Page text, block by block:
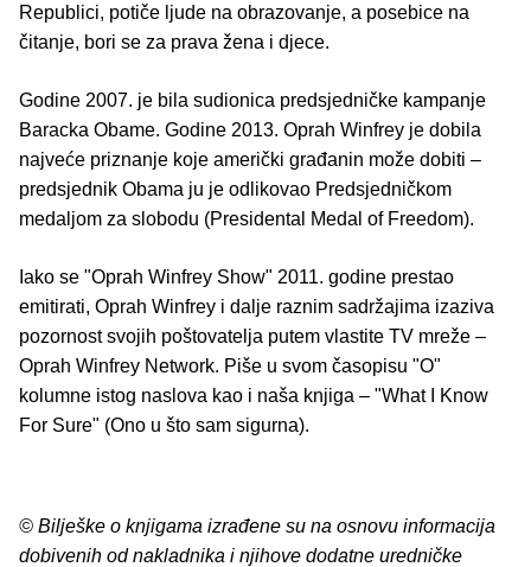
Republici, potiče ljude na obrazovanje, a posebice na
čitanje, bori se za prava žena i djece.
Godine 2007. je bila sudionica predsjedničke kampanje
Baracka Obame. Godine 2013. Oprah Winfrey je dobila
najveće priznanje koje američki građanin može dobiti –
predsjednik Obama ju je odlikovao Predsjedničkom
medaljom za slobodu (Presidental Medal of Freedom).
Iako se "Oprah Winfrey Show" 2011. godine prestao
emitirati, Oprah Winfrey i dalje raznim sadržajima izaziva
pozornost svojih poštovatelja putem vlastite TV mreže –
Oprah Winfrey Network. Piše u svom časopisu "O"
kolumne istog naslova kao i naša knjiga – "What I Know
For Sure" (Ono u što sam sigurna).
© Bilješke o knjigama izrađene su na osnovu informacija
dobivenih od nakladnika i njihove dodatne uredničke